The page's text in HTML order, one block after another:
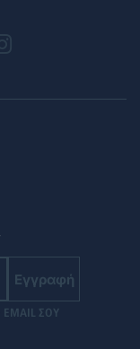
Εγγραφή
ΣΟΥ